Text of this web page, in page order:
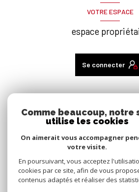
VOTRE ESPACE
espace
Se connecter
nous adhérons
Comme beaucoup, notre
utilise les cookies
On aimerait vous accompagner
votre visite.
En poursuivant, vous acceptez
cookies par ce site, afin de vous
contenus adaptés et réaliser des